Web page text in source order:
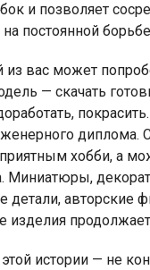
и позволяет
постоянной
вас может
— скачать
диплома.
хобби, а
Миниатюры,
детали, авторские
изделия продолжает
истории — не